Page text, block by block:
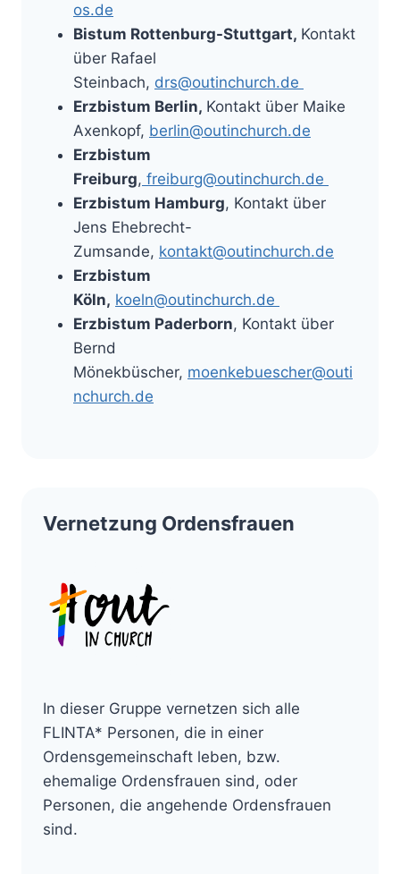
os.de
Bistum Rottenburg-Stuttgart, Kontakt
über Rafael
Steinbach, drs@outinchurch.de
Erzbistum Berlin, Kontakt über Maike
Axenkopf, berlin@outinchurch.de
Erzbistum
Freiburg, freiburg@outinchurch.de
Erzbistum Hamburg, Kontakt über
Jens Ehebrecht-
Zumsande, kontakt@outinchurch.de
Erzbistum
Köln, koeln@outinchurch.de
Erzbistum Paderborn, Kontakt über
Bernd
Mönekbüscher, moenkebuescher@outi
nchurch.de
Vernetzung Ordensfrauen
In dieser Gruppe vernetzen sich alle
FLINTA* Personen, die in einer
Ordensgemeinschaft leben, bzw.
ehemalige Ordensfrauen sind, oder
Personen, die angehende Ordensfrauen
sind.